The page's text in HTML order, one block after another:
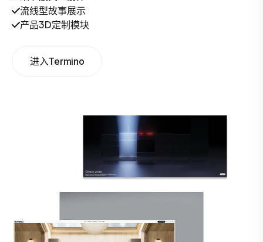
流线型故事展示
产品3D定制模块
进入Termino